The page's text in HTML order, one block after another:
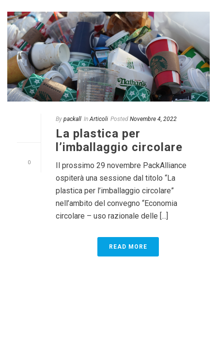
0
By packall In Articoli Posted Novembre 4, 2022
La plastica per
l’imballaggio circolare
Il prossimo 29 novembre PackAlliance
ospiterà una sessione dal titolo “La
plastica per l’imballaggio circolare”
nell’ambito del convegno “Economia
circolare – uso razionale delle [...]
READ MORE